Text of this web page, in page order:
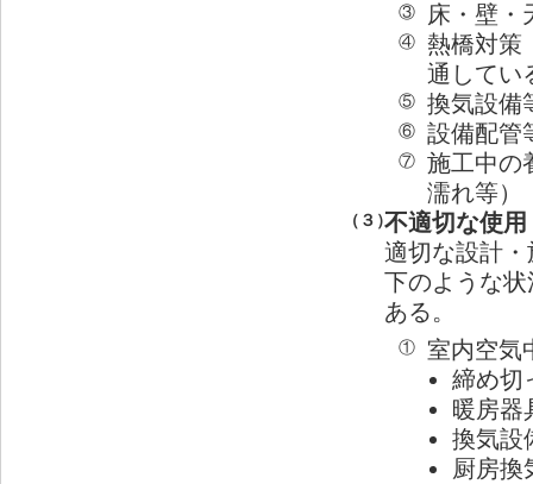
③ 床・壁・
④
熱橋対策
通してい
⑤ 換気設備
⑥ 設備配管
⑦
施工中の
濡れ等）
（３）不適切な使
適切な設計
下のような
ある。
①
室内空気
締め切
暖房器
換気設
厨房換